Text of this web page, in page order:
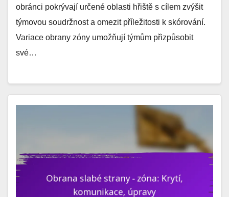
obránci pokrývají určené oblasti hřiště s cílem zvýšit
týmovou soudržnost a omezit příležitosti k skórování.
Variace obrany zóny umožňují týmům přizpůsobit
své…